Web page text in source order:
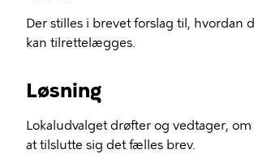
Der stilles i brevet forslag til, hvordan
kan tilrettelægges.
Løsning
Lokaludvalget drøfter og vedtager,
at tilslutte sig det fælles brev.